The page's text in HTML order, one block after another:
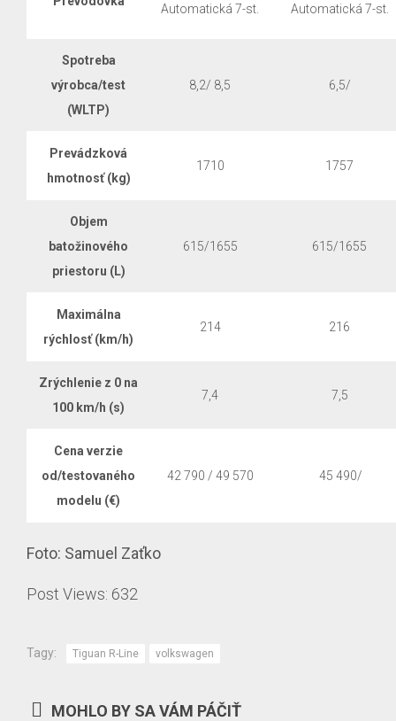
Automatická 7-st. Automatická 7-st.
Spotreba
výrobca/test
(WLTP)
8,2/ 8,5 6,5/
Prevádzková
hmotnosť (kg)
1710 1757
Objem
batožinového
priestoru (L)
615/1655 615/1655
Maximálna
rýchlosť (km/h)
214 216
Zrýchlenie z 0 na
100 km/h (s)
7,4 7,5
Cena verzie
od/testovaného
modelu (€)
42 790 / 49 570 45 490/
Foto: Samuel Zaťko
Post Views: 632
Tagy: Tiguan R-Line volkswagen
MOHLO BY SA VÁM PÁČIŤ